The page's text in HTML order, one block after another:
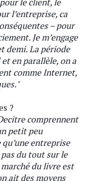
l’entreprise, ca
– pour
Je m’engage
demi. La période
en parallèle, on a
comme Internet,
?
comprennent
petit peu
entreprise
du tout sur le
du livre est
ait des moyens